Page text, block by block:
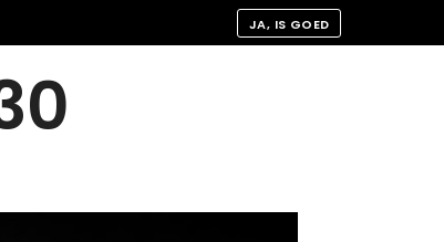
JA, IS GOED